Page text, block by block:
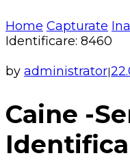
Home Capturate
Identificare: 8460
by administrator|
Caine -